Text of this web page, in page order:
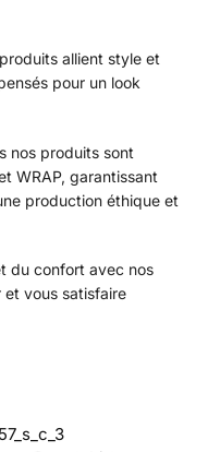
allient style et
pour un look
nos produits sont
WRAP, garantissant
production éthique et
du confort avec nos
vous satisfaire